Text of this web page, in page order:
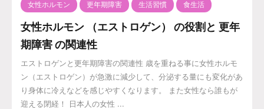
女性ホルモン 更年期障害 生活習慣 食生活
女性ホルモン （エストロゲン） の役割と 更年
期障害 の関連性
エストロゲンと更年期障害の関連性 歳を重ねる事に女性ホルモ
ン（エストロゲン）が急激に減少して、分泌する量にも変化があ
り身体に冷えなどを感じやすくなります。 また女性なら誰もが
迎える閉経！ 日本人の女性 ...